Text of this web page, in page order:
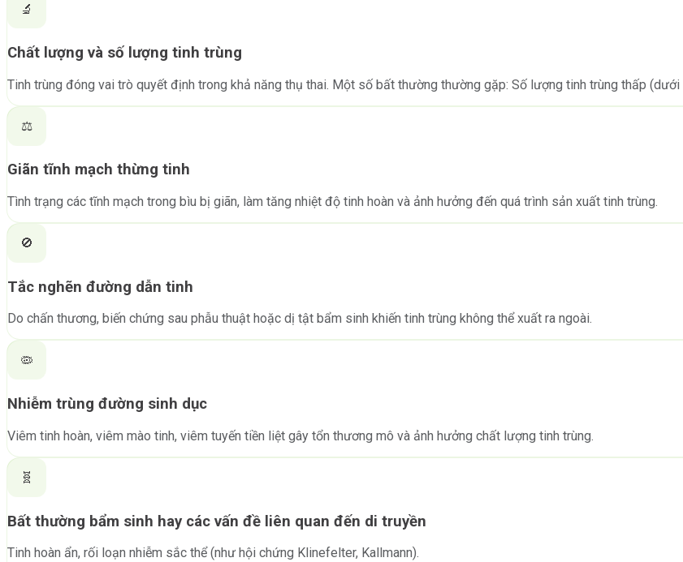
🔬
Chất lượng và số lượng tinh trùng
Tinh trùng đóng vai trò quyết định trong khả năng thụ thai. Một số bất thường thường gặp: Số lượng tinh trùng thấp
⚖️
Giãn tĩnh mạch thừng tinh
Tình trạng các tĩnh mạch trong bìu bị giãn, làm tăng nhiệt độ tinh hoàn và ảnh hưởng đến quá trình sản xuất tinh trùng.
🚫
Tắc nghẽn đường dẫn tinh
Do chấn thương, biến chứng sau phẫu thuật hoặc dị tật bẩm sinh khiến tinh trùng không thể xuất ra ngoài.
🦠
Nhiễm trùng đường sinh dục
Viêm tinh hoàn, viêm mào tinh, viêm tuyến tiền liệt gây tổn thương mô và ảnh hưởng chất lượng tinh trùng.
🧬
Bất thường bẩm sinh hay các vấn đề liên quan đến di truyền
Tinh hoàn ẩn, rối loạn nhiễm sắc thể (như hội chứng Klinefelter, Kallmann).